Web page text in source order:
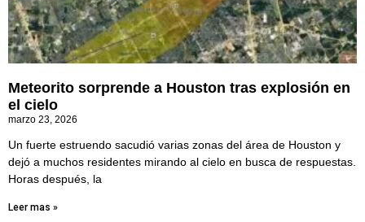
Meteorito sorprende a Houston tras explosión en
el cielo
marzo 23, 2026
Un fuerte estruendo sacudió varias zonas del área de Houston y
dejó a muchos residentes mirando al cielo en busca de respuestas.
Horas después, la
Leer mas »